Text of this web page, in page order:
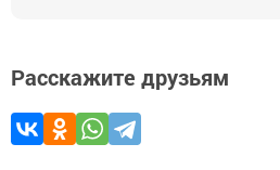
Расскажите друзьям